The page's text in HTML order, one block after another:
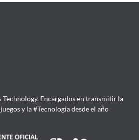
Technology. Encargados en transmitir la
y la #Tecnología desde el año